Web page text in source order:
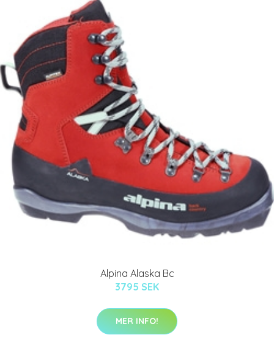
Alpina Alaska Bc
3795 SEK
MER INFO!